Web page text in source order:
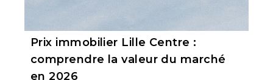
Prix immobilier Lille Centre :
comprendre la valeur du marché
en 2026